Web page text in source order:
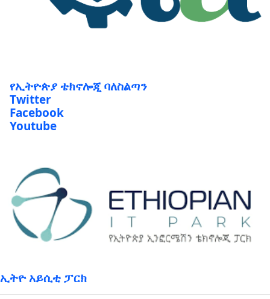
የኢትዮጵያ ቴክኖሎጂ ባለስልጣን
Twitter
Facebook
Youtube
ኢትዮ አይሲቲ ፓርክ